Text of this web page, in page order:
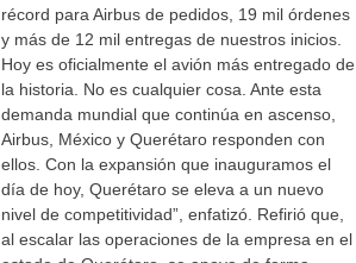
récord para Airbus de pedidos, 19 mil órdenes
y más de 12 mil entregas de nuestros inicios.
Hoy es oficialmente el avión más entregado de
la historia. No es cualquier cosa. Ante esta
demanda mundial que continúa en ascenso,
Airbus, México y Querétaro responden con
ellos. Con la expansión que inauguramos el
día de hoy, Querétaro se eleva a un nuevo
nivel de competitividad”, enfatizó. Refirió que,
al escalar las operaciones de la empresa en el